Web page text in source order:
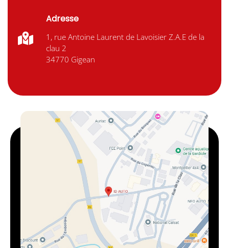
Adresse
1, rue Antoine Laurent de Lavoisier Z.A.E de la
clau 2
34770 Gigean